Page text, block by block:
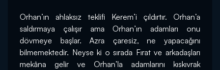
Orhan’ın ahlaksız teklifi Kerem’i çıldırtır. Orhan’a
saldırmaya çalışır ama Orhan’ın adamları onu
dövmeye başlar. Azra çaresiz, ne yapacağını
bilmemektedir. Neyse ki o sırada Fırat ve arkadaşları
mekâna gelir ve Orhan’la adamlarını kıskıvrak